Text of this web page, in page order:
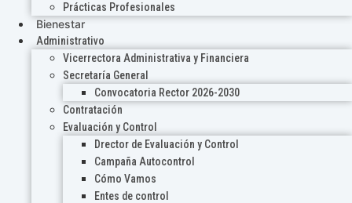
Prácticas Profesionales
Bienestar
Administrativo
Vicerrectora Administrativa y Financiera
Secretaría General
Convocatoria Rector 2026-2030
Contratación
Evaluación y Control
Drector de Evaluación y Control
Campaña Autocontrol
Cómo Vamos
Entes de control